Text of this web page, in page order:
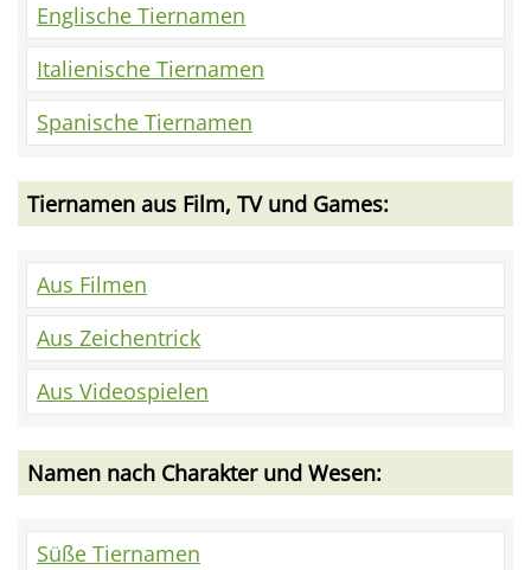
Englische Tiernamen
Italienische Tiernamen
Spanische Tiernamen
Tiernamen aus Film, TV und Games:
Aus Filmen
Aus Zeichentrick
Aus Videospielen
Namen nach Charakter und Wesen:
Süße Tiernamen